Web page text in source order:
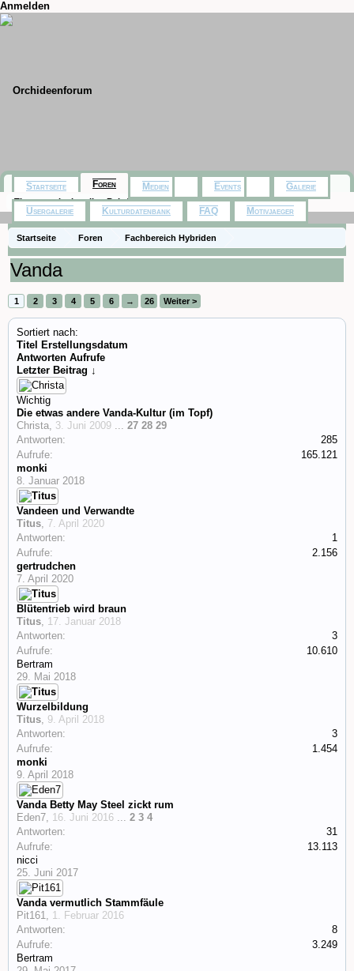
Anmelden
Startseite Foren Fachbereich Hybriden
Vanda
1 2 3 4 5 6 → 26 Weiter >
Sortiert nach:
Titel
Erstellungsdatum
Antworten Aufrufe
Letzter Beitrag ↓
Wichtig
Die etwas andere Vanda-Kultur (im Topf)
Christa, 3. Juni 2009 ... 27 28 29
Antworten:
285
Aufrufe:
165.121
monki
8. Januar 2018
Vandeen und Verwandte
Titus, 7. April 2020
Antworten:
1
Aufrufe:
2.156
gertrudchen
7. April 2020
Blütentrieb wird braun
Titus, 17. Januar 2018
Antworten:
3
Aufrufe:
10.610
Bertram
29. Mai 2018
Wurzelbildung
Titus, 9. April 2018
Antworten:
3
Aufrufe:
1.454
monki
9. April 2018
Vanda Betty May Steel zickt rum
Eden7, 16. Juni 2016 ... 2 3 4
Antworten:
31
Aufrufe:
13.113
nicci
25. Juni 2017
Vanda vermutlich Stammfäule
Pit161, 1. Februar 2016
Antworten:
8
Aufrufe:
3.249
Bertram
Startseite Foren
Themen mit aktuellen Beiträgen
Medien Events Galerie
Usergalerie Kulturdatenbank FAQ Motivjaeger